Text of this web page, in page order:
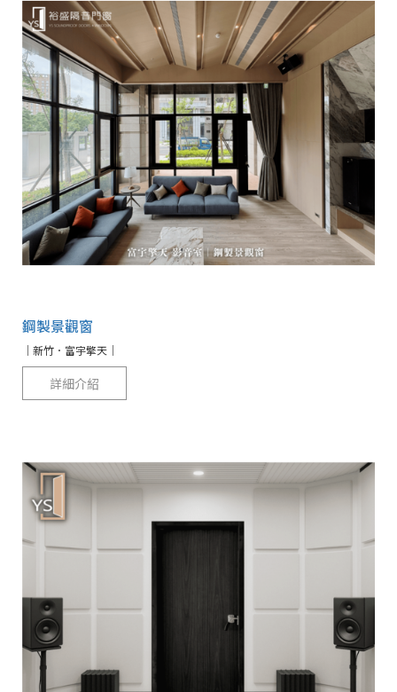
鋼製景觀窗
｜新竹．富宇擎天｜
詳細介紹